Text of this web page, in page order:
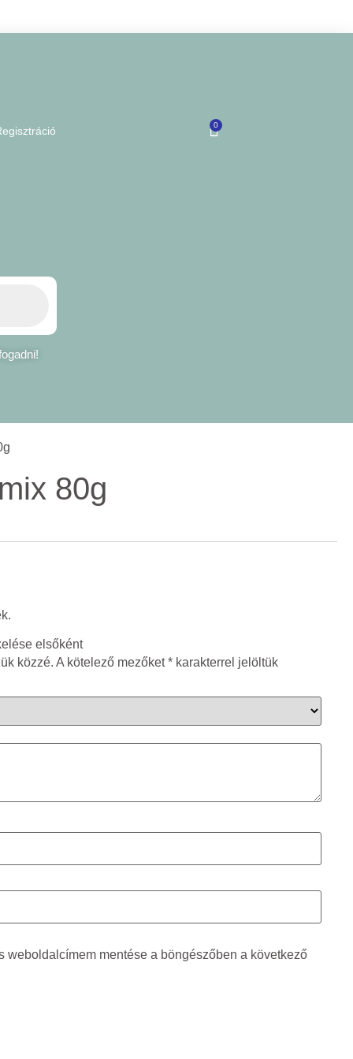
0
80g
elsőként
közzé. A kötelező mezőket* karakterrel jelöltük
weboldalcímem mentése a böngészőben a következő